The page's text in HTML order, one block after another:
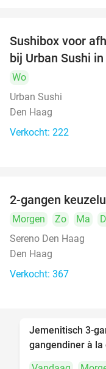
Sushibox voor
bij Urban Sushi
Wo
Urban Sushi
Den Haag
Verkocht: 222
2-gangen
Morgen Zo Ma
Sereno Den Haag
Den Haag
Verkocht: 367
Jemenitisch 3-
gangendiner à la